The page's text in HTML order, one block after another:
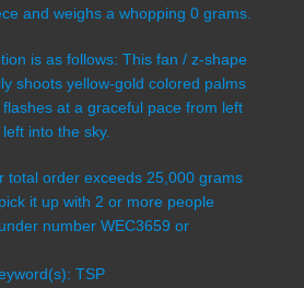
and weighs a whopping 0 grams.
is as follows: This fan / z-shape
shoots yellow-gold colored palms
at a graceful pace from left
into the sky.
total order exceeds 25,000 grams
it up with 2 or more people
number WEC3659 or
TSP